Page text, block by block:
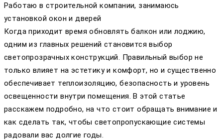
Работаю в строительной компании, занимаюсь
установкой окон и дверей
Когда приходит время обновлять балкон или лоджию,
одним из главных решений становится выбор
светопрозрачных конструкций. Правильный выбор не
только влияет на эстетику и комфорт, но и существенно
обеспечивает теплоизоляцию, безопасность и уровень
освещенности внутри помещения. В этой статье
расскажем подробно, на что стоит обращать внимание и
как сделать так, чтобы светопропускающие системы
радовали вас долгие годы.